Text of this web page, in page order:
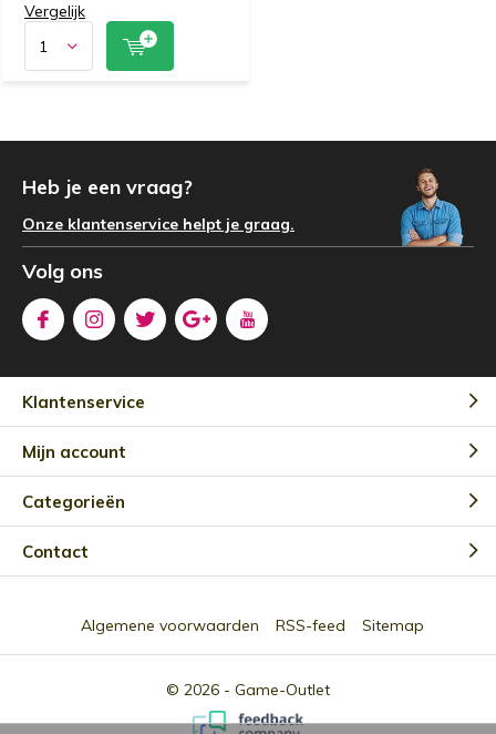
Vergelijk
Heb je een vraag?
Onze klantenservice helpt je graag.
Volg ons
Klantenservice
Mijn account
Categorieën
Contact
© 2026 - Game-Outlet
Algemene voorwaarden RSS-feed Sitemap